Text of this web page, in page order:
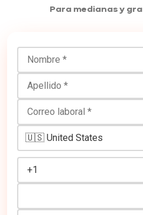
Para medianas y